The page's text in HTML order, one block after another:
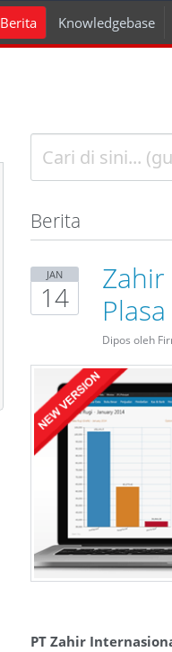
Berita Knowledgebase
Berita
JAN
14
Dipos oleh
PT Zahir